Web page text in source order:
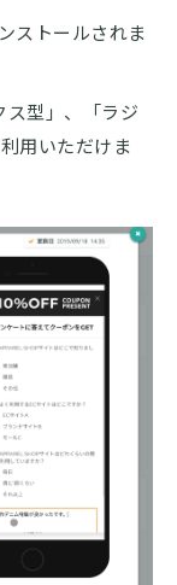
ストールされま
ス型」、「ラジ
用いただけま